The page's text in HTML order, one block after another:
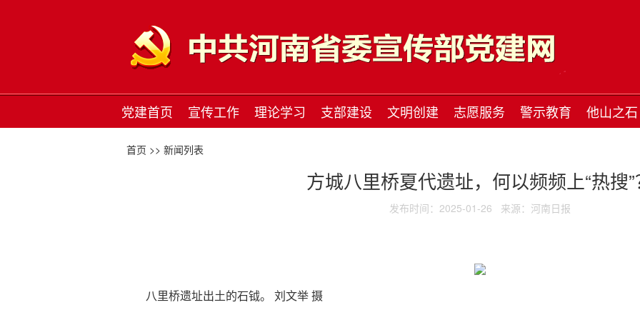
党建首页 宣传工作 理论学习 支部建设 文明创建 志愿服务 警示教育 他山之石
首页 >> 新闻列表
方城八里桥夏代遗址，何以频频上“热搜
发布时间：2025-01-26 来源：河南日报
八里桥遗址出土的石钺。 刘文举 摄